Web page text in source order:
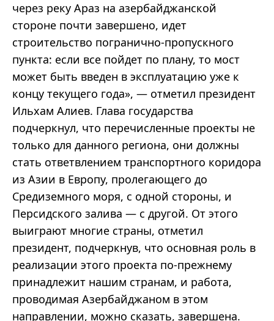
через реку Араз на азербайджанской
стороне почти завершено, идет
строительство погранично-пропускного
пункта: если все пойдет по плану, то мост
может быть введен в эксплуатацию уже к
концу текущего года», — отметил президент
Ильхам Алиев. Глава государства
подчеркнул, что перечисленные проекты не
только для данного региона, они должны
стать ответвлением транспортного коридора
из Азии в Европу, пролегающего до
Средиземного моря, с одной стороны, и
Персидского залива — с другой. От этого
выиграют многие страны, отметил
президент, подчеркнув, что основная роль в
реализации этого проекта по-прежнему
принадлежит нашим странам, и работа,
проводимая Азербайджаном в этом
направлении, можно сказать, завершена.